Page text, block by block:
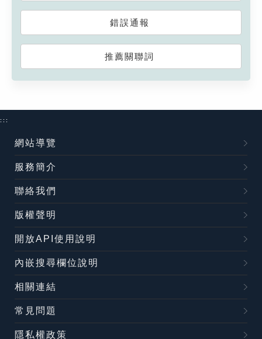
錯誤通報
推薦關聯詞
:::
網站導覽
服務簡介
聯絡我們
版權聲明
開放API使用說明
內嵌搜尋欄位說明
相關連結
常見問題
隱私權政策